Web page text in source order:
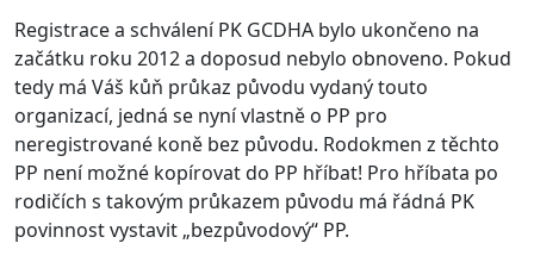
Registrace a schválení PK GCDHA bylo ukončeno na
začátku roku 2012 a doposud nebylo obnoveno. Pokud
tedy má Váš kůň průkaz původu vydaný touto
organizací, jedná se nyní vlastně o PP pro
neregistrované koně bez původu. Rodokmen z těchto
PP není možné kopírovat do PP hříbat! Pro hříbata po
rodičích s takovým průkazem původu má řádná PK
povinnost vystavit „bezpůvodový“ PP.